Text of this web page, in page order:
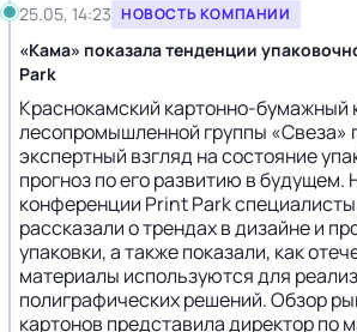
25.05, 14:23 НОВОСТЬ КОМПАНИИ
«Кама» показала тенденции
Park
Краснокамский картонно-бумажный
лесопромышленной группы «Свеза»
экспертный взгляд на состояние
прогноз по его развитию в будущем.
конференции Print Park
рассказали о трендах в дизайне и
упаковки, а также показали, как
материалы используются для
полиграфических решений. Обзор
картонов представила директор по